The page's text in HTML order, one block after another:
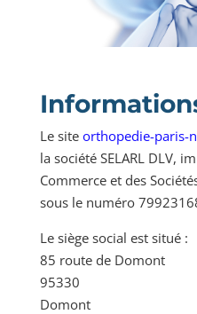
Le site orthopedie-paris-
la société SELARL DLV,
Commerce et des
sous le numéro
Le siège social est situé :
85 route de Domont
95330
Domont